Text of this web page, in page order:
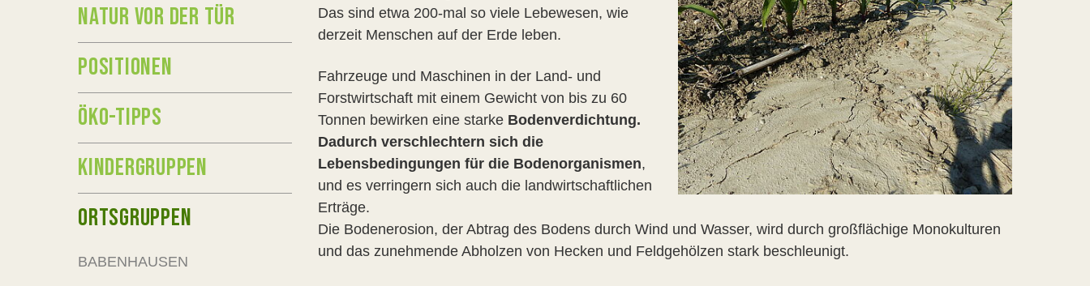
Das sind etwa 200-mal so viele Lebewesen, wie
derzeit Menschen auf der Erde leben.
Fahrzeuge und Maschinen in der Land- und
Forstwirtschaft mit einem Gewicht von bis zu 60
Tonnen bewirken eine starke Bodenverdichtung.
Dadurch verschlechtern sich die
Lebensbedingungen für die Bodenorganismen,
und es verringern sich auch die landwirtschaftlichen
Erträge.
Die Bodenerosion, der Abtrag des Bodens durch Wind und Wasser, wird durch großflächige Monokulturen
und das zunehmende Abholzen von Hecken und Feldgehölzen stark beschleunigt.
NATUR VOR DER TÜR
POSITIONEN
ÖKO-TIPPS
KINDERGRUPPEN
ORTSGRUPPEN
BABENHAUSEN